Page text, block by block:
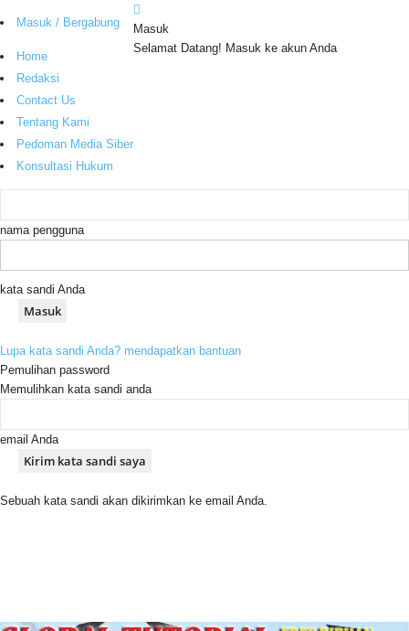
Masuk / Bergabung
Home
Redaksi
Contact Us
Tentang Kami
Pedoman Media Siber
Konsultasi Hukum
Masuk
Selamat Datang! Masuk ke akun Anda
nama pengguna
kata sandi Anda
Lupa kata sandi Anda? mendapatkan bantuan
Pemulihan password
Memulihkan kata sandi anda
email Anda
Sebuah kata sandi akan dikirimkan ke email Anda.
S